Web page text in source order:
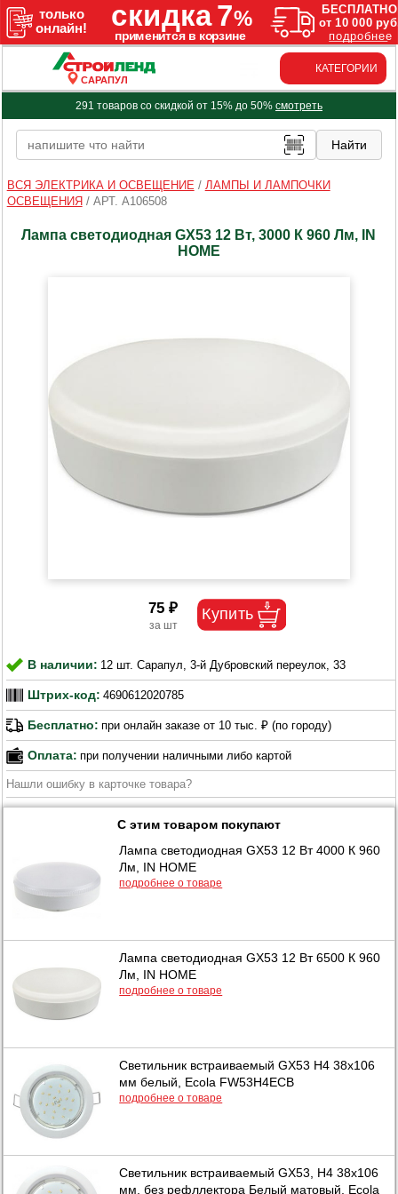
САРАПУЛ
КАТЕГОРИИ
291 товаров со скидкой от 15% до 50% смотреть
ВСЯ ЭЛЕКТРИКА И ОСВЕЩЕНИЕ / ЛАМПЫ И ЛАМПОЧКИ
ОСВЕЩЕНИЯ / АРТ. A106508
Лампа светодиодная GX53 12 Вт, 3000 К 960 Лм, IN
HOME
75 ₽
В наличии: 12 шт. Сарапул, 3-й Дубровский переулок, 33
Штрих-код: 4690612020785
Бесплатно: при онлайн заказе от 10 тыс. ₽ (по городу)
Оплата: при получении наличными либо картой
Нашли ошибку в карточке товара?
С этим товаром покупают
Лампа светодиодная GX53 12 Вт 4000 К 960
Лм, IN HOME
подробнее о товаре
Лампа светодиодная GX53 12 Вт 6500 К 960
Лм, IN HOME
подробнее о товаре
Светильник встраиваемый GX53 H4 38x106
мм белый, Ecola FW53H4ECB
подробнее о товаре
Светильник встраиваемый GX53, H4 38x106
мм, без рефллектора Белый матовый, Ecola